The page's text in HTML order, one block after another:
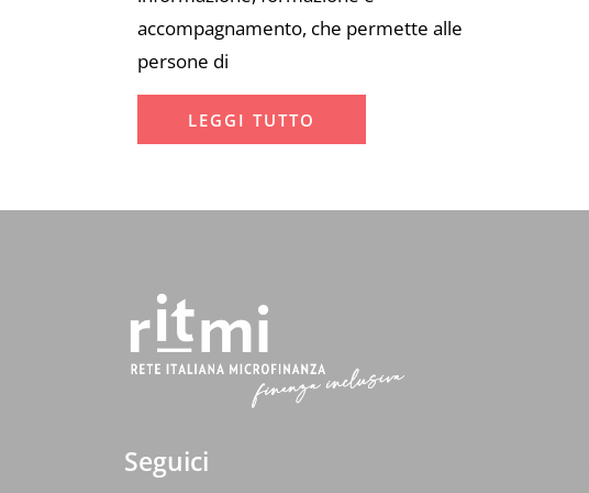
accompagnamento, che permette alle
persone di
LEGGI TUTTO
Seguici